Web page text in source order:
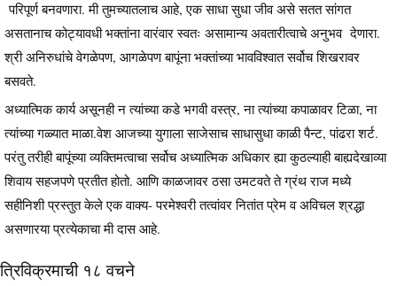
परिपूर्ण बनवणारा. मी तुमच्यातलाच आहे, एक साधा सुधा जीव असे सतत सांगत
असतानाच कोट्यावधी भक्तांना वारंवार स्वतः असामान्य अवतारीत्वाचे अनुभव देणारा.
श्री अनिरुधांचे वेगळेपण, आगळेपण बापूंना भक्तांच्या भावविश्वात सर्वोच शिखरावर
बसवते.
अध्यात्मिक कार्य असूनही न त्यांच्या कडे भगवी वस्त्र, ना त्यांच्या कपाळावर टिळा, ना
त्यांच्या गळ्यात माळा.वेश आजच्या युगाला साजेसाच साधासुधा काळी पैन्ट, पांढरा शर्ट.
परंतु तरीही बापूंच्या व्यक्तिमत्वाचा सर्वोच अध्यात्मिक अधिकार ह्या कुठल्याही बाह्यदेखाव्या
शिवाय सहजपणे प्रतीत होतो. आणि काळजावर ठसा उमटवते ते ग्रंथ राज मध्ये
सहीनिशी प्रस्तुत केले एक वाक्य- परमेश्वरी तत्वांवर नितांत प्रेम व अविचल श्रद्धा
असणारया प्रत्येकाचा मी दास आहे.
त्रिविक्रमाची १८ वचने